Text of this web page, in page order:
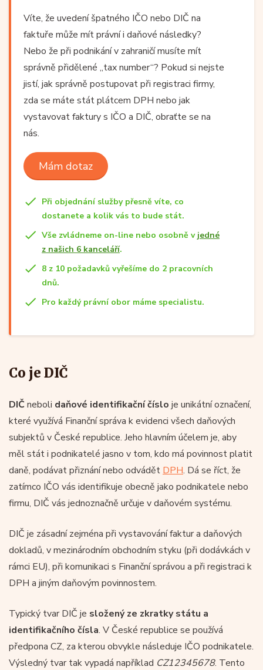
Víte, že uvedení špatného IČO nebo DIČ na
faktuře může mít právní i daňové následky?
Nebo že při podnikání v zahraničí musíte mít
správně přidělené „tax number“? Pokud si nejste
jistí, jak správně postupovat při registraci firmy,
zda se máte stát plátcem DPH nebo jak
vystavovat faktury s IČO a DIČ, obraťte se na
nás.
Mám dotaz
Při objednání služby přesně víte, co
dostanete a kolik vás to bude stát.
Vše zvládneme on-line nebo osobně v jedné
z našich 6 kanceláří.
8 z 10 požadavků vyřešíme do 2 pracovních
dnů.
Pro každý právní obor máme specialistu.
Co je DIČ
DIČneboli daňové identifikační číslo je unikátní označení,
které využívá Finanční správa k evidenci všech daňových
subjektů v České republice. Jeho hlavním účelem je, aby
měl stát i podnikatelé jasno v tom, kdo má povinnost platit
daně, podávat přiznání nebo odvádět DPH. Dá se říct, že
zatímco IČO vás identifikuje obecně jako podnikatele nebo
firmu, DIČ vás jednoznačně určuje v daňovém systému.
DIČ je zásadní zejména při vystavování faktur a daňových
dokladů, v mezinárodním obchodním styku (při dodávkách v
rámci EU), při komunikaci s Finanční správou a při registraci k
DPH a jiným daňovým povinnostem.
Typický tvar DIČ je složený ze zkratky státu a
identifikačního čísla. V České republice se používá
předpona CZ, za kterou obvykle následuje IČO podnikatele.
Výsledný tvar tak vypadá například CZ12345678. Tento